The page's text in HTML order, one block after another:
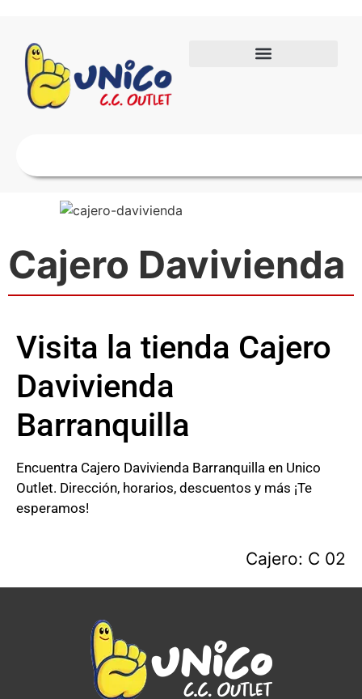
Cajero Davivienda
Visita la tienda Cajero
Davivienda
Barranquilla
Encuentra Cajero Davivienda Barranquilla en Unico
Outlet. Dirección, horarios, descuentos y más ¡Te
esperamos!
Cajero: C 02